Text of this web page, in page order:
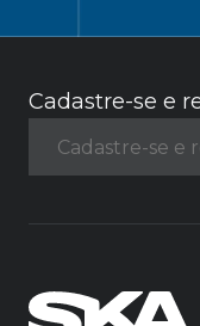
Cadastre-se e